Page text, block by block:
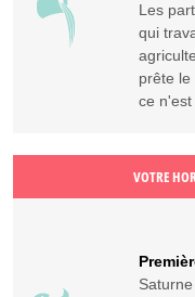
Les
qui
prête le
ce n'est
VOTRE